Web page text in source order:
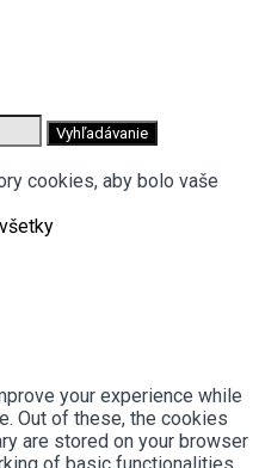
Vyhľadávanie
cookies, aby bolo vaše
your experience while
Out of these, the cookies
are stored on your browser
of basic functionalities